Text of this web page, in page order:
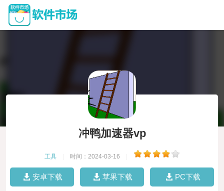
冲鸭加速器vp
工具 时间：2024-03-16
安卓下载 苹果下载 PC下载